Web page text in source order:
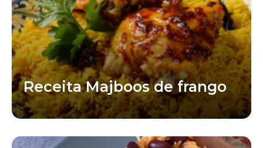
Receita Majboos de frango